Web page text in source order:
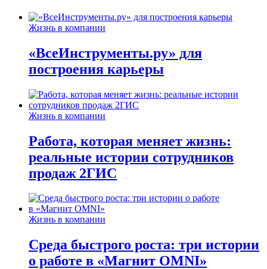
Жизнь в компании
«ВсеИнструменты.ру» для
построения карьеры
Жизнь в компании
Работа, которая меняет жизнь:
реальные истории сотрудников
продаж 2ГИС
Жизнь в компании
Среда быстрого роста: три истории
о работе в «Магнит OMNI»